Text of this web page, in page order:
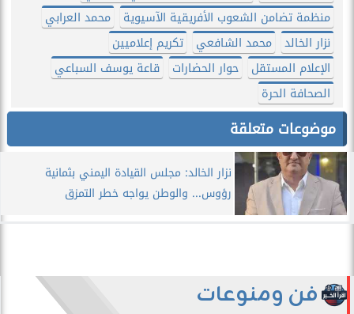
منظمة تضامن الشعوب الأفريقية الآسيوية
محمد العرابي
نزار الخالد
محمد الشافعي
تكريم إعلاميين
الإعلام المستقل
حوار الحضارات
قاعة يوسف السباعي
الصحافة الحرة
موضوعات متعلقة
نزار الخالد: مجلس القيادة اليمني بثمانية
رؤوس... والوطن يواجه خطر التمزق
فن ومنوعات